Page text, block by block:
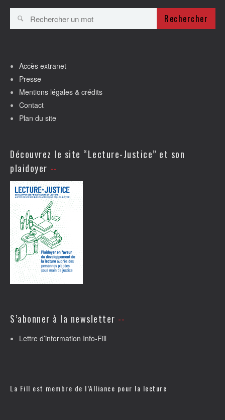
Rechercher
Accès extranet
Presse
Mentions légales & crédits
Contact
Plan du site
Découvrez le site “Lecture-Justice” et son
plaidoyer
S’abonner à la newsletter
Lettre d’information Info-Fill
La Fill est membre de l’Alliance pour la lecture